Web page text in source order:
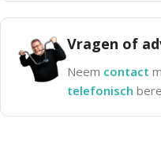
Vragen of
Neem contact
telefonisch